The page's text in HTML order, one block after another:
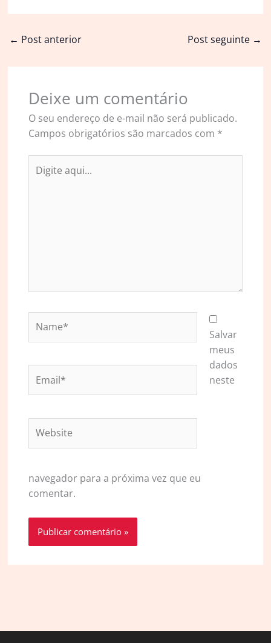
← Post anterior Post seguinte →
Deixe um comentário
O seu endereço de e-mail não será publicado.
Campos obrigatórios são marcados com *
aqui...
Salvar
meus
dados
neste
navegador para a próxima vez que eu
comentar.